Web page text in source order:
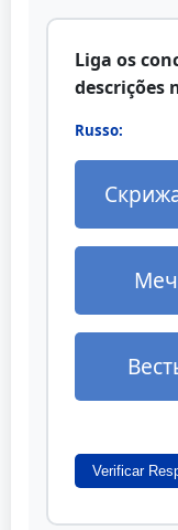
Liga os
descrições
Russo:
Меч
Verificar